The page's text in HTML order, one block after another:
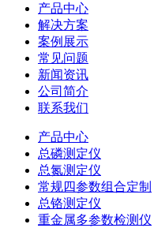
产品中心
解决方案
案例展示
常见问题
新闻资讯
公司简介
联系我们
产品中心
总磷测定仪
总氮测定仪
常规四参数组合定制
总铬测定仪
重金属多参数检测仪